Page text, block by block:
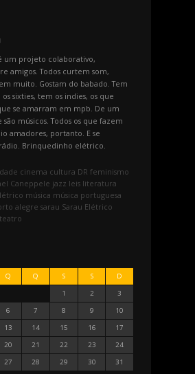
um projeto colaborativo,
amigos. Todos curtem som,
muito. Gostam do babado. Tem
sixties, tem os indies, os que
se amarram em mpb. De um
músicos. Todos os que fazem
amadores, portanto. E se
Brinquedinho elétrico.
cinema cultura DR feminismo
Caneppele jazz leis literatura
música música portuguesa
alegre sarau Sarau Elétrico
teatro
Q Q S S
D
1
2
3
6 7 8 9
10
13 14 15 16
17
20 21 22 23
24
27 28 29 30 31